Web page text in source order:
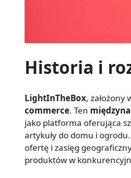
Historia i
LightInTheBox, założony
commerce. Ten
jako platforma oferująca
artykuły do domu i
ofertę i zasięg
produktów w